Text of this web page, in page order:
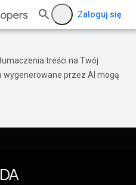
Zaloguj się
treści na Twój
wygenerowane przez AI mogą